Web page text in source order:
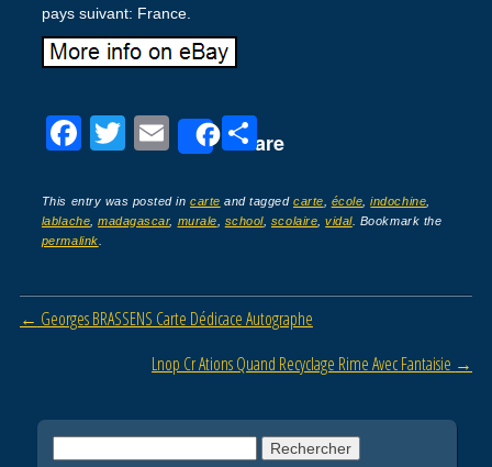
pays suivant: France.
F
c
e
o
T
tt
er
E
ail
Share
P
ta
g
This entry was posted incarte and tagged carte école ,indochine
lablache ,madagascar, murale school, scolaire ,vidal. Bookmark the
permalink
Post navigation
← Georges BRASSENS Carte Dédicace Autographe
Lnop Cr Ations Quand Recyclage Rime Avec Fantaisie →